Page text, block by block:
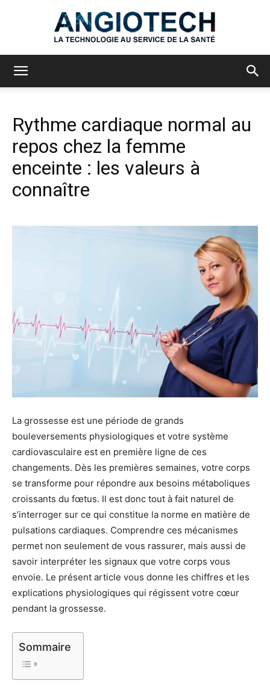
Rythme cardiaque normal au
repos chez la femme
enceinte : les valeurs à
connaître
La grossesse est une période de grands
bouleversements physiologiques et votre système
cardiovasculaire est en première ligne de ces
changements. Dès les premières semaines, votre corps
se transforme pour répondre aux besoins métaboliques
croissants du fœtus. Il est donc tout à fait naturel de
s’interroger sur ce qui constitue la norme en matière de
pulsations cardiaques. Comprendre ces mécanismes
permet non seulement de vous rassurer, mais aussi de
savoir interpréter les signaux que votre corps vous
envoie. Le présent article vous donne les chiffres et les
explications physiologiques qui régissent votre cœur
pendant la grossesse.
Sommaire